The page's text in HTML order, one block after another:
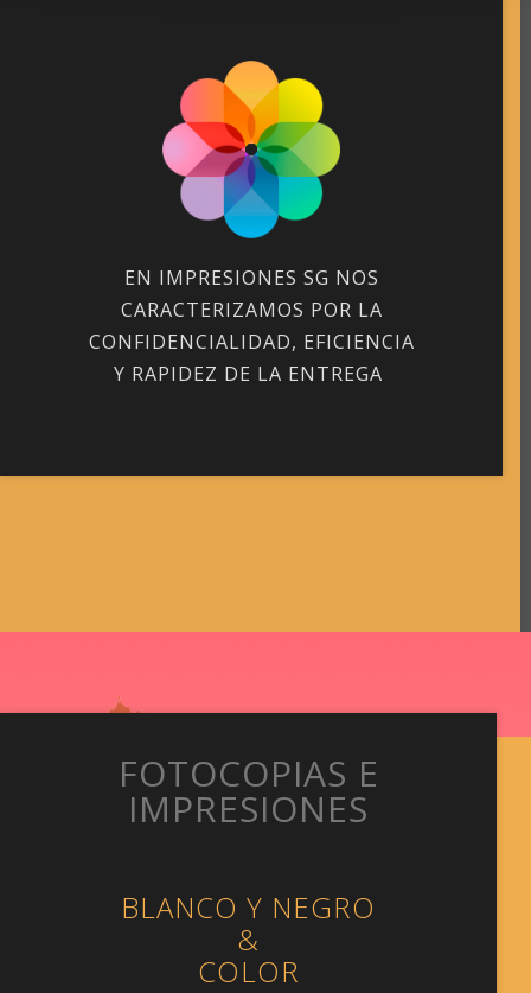
EN IMPRESIONES SG NOS
CARACTERIZAMOS POR LA
CONFIDENCIALIDAD, EFICIENCIA
Y RAPIDEZ DE LA ENTREGA
FOTOCOPIAS E
IMPRESIONES
BLANCO Y NEGRO
&
COLOR